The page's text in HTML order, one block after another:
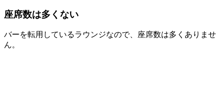
座席数は多くない
バーを転用しているラウンジなので、座席数は多くありませ
ん。